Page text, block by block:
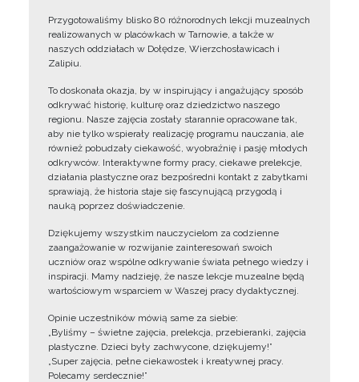
Przygotowaliśmy blisko 80 różnorodnych lekcji muzealnych
realizowanych w placówkach w Tarnowie, a także w
naszych oddziałach w Dołędze, Wierzchosławicach i
Zalipiu.
To doskonała okazja, by w inspirujący i angażujący sposób
odkrywać historię, kulturę oraz dziedzictwo naszego
regionu. Nasze zajęcia zostały starannie opracowane tak,
aby nie tylko wspierały realizację programu nauczania, ale
również pobudzały ciekawość, wyobraźnię i pasję młodych
odkrywców. Interaktywne formy pracy, ciekawe prelekcje,
działania plastyczne oraz bezpośredni kontakt z zabytkami
sprawiają, że historia staje się fascynującą przygodą i
nauką poprzez doświadczenie.
Dziękujemy wszystkim nauczycielom za codzienne
zaangażowanie w rozwijanie zainteresowań swoich
uczniów oraz wspólne odkrywanie świata pełnego wiedzy i
inspiracji. Mamy nadzieję, że nasze lekcje muzealne będą
wartościowym wsparciem w Waszej pracy dydaktycznej.
Opinie uczestników mówią same za siebie:
„Byliśmy – świetne zajęcia, prelekcja, przebieranki, zajęcia
plastyczne. Dzieci były zachwycone, dziękujemy!”
„Super zajęcia, pełne ciekawostek i kreatywnej pracy.
Polecamy serdecznie!”